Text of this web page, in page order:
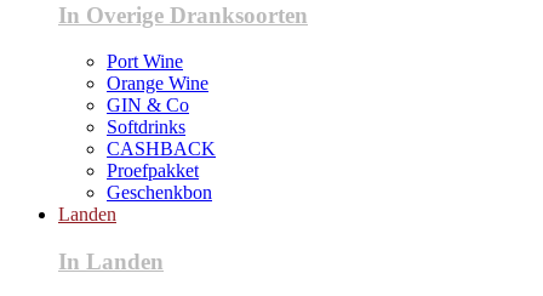
In Overige Dranksoorten
Port Wine
Orange Wine
GIN & Co
Softdrinks
CASHBACK
Proefpakket
Geschenkbon
Landen
In Landen